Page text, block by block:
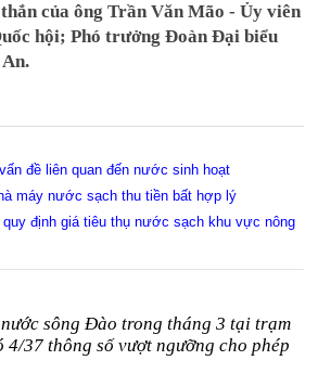
của ông Trần Văn Mão - Ủy viên
hội; Phó trưởng Đoàn Đại biểu
đề liên quan đến nước sinh hoạt
máy nước sạch thu tiền bất hợp lý
quy định giá tiêu thụ nước sạch khu vực nông
sông Đào trong tháng 3 tại trạm
4/37 thông số vượt ngưỡng cho phép